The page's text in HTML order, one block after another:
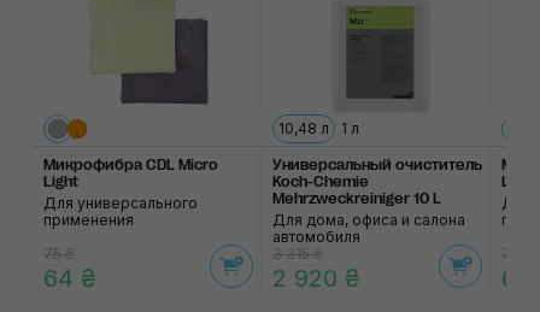
Микрофибра CDL Micro
Light
Для универсального
применения
75 ₴
64 ₴
10,48 л 1 л
Универсальный очиститель
Koch-Chemie
Mehrzweckreiniger 10 L
Для дома, офиса и салона
автомобиля
3 315 ₴
2 920 ₴
Light
Для
75 ₴
64